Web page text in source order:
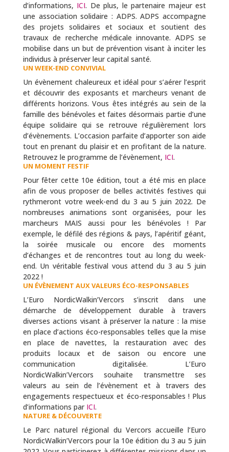
d’informations, ICI. De plus, le partenaire majeur est
une association solidaire : ADPS. ADPS accompagne
des projets solidaires et sociaux et soutient des
travaux de recherche médicale innovante. ADPS se
mobilise dans un but de prévention visant à inciter les
individus à préserver leur capital santé.
UN WEEK-END CONVIVIAL
Un évènement chaleureux et idéal pour s’aérer l’esprit
et découvrir des exposants et marcheurs venant de
différents horizons. Vous êtes intégrés au sein de la
famille des bénévoles et faites désormais partie d’une
équipe solidaire qui se retrouve régulièrement lors
d’évènements. L’occasion parfaite d’apporter son aide
tout en prenant du plaisir et en profitant de la nature.
Retrouvez le programme de l’évènement, ICI.
UN MOMENT FESTIF
Pour fêter cette 10e édition, tout a été mis en place
afin de vous proposer de belles activités festives qui
rythmeront votre week-end du 3 au 5 juin 2022. De
nombreuses animations sont organisées, pour les
marcheurs MAIS aussi pour les bénévoles ! Par
exemple, le défilé des régions & pays, l’apéritif géant,
la soirée musicale ou encore des moments
d’échanges et de rencontres tout au long du week-
end. Un véritable festival vous attend du 3 au 5 juin
2022 !
UN ÉVÈNEMENT AUX VALEURS ÉCO-RESPONSABLES
L’Euro NordicWalkin’Vercors s’inscrit dans une
démarche de développement durable à travers
diverses actions visant à préserver la nature : la mise
en place d’actions éco-responsables telles que la mise
en place de navettes, la restauration avec des
produits locaux et de saison ou encore une
communication digitalisée. L’Euro
NordicWalkin’Vercors souhaite transmettre ses
valeurs au sein de l’évènement et à travers des
engagements respectueux et éco-responsables ! Plus
d’informations par ICI.
NATURE & DÉCOUVERTE
Le Parc naturel régional du Vercors accueille l’Euro
NordicWalkin’Vercors pour la 10e édition du 3 au 5 juin